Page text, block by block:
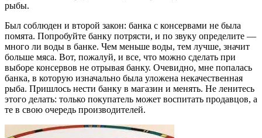
рыбы.
Был соблюден и второй закон: банка с консервами не была
помята. Попробуйте банку потрясти, и по звуку определите —
много ли воды в банке. Чем меньше воды, тем лучше, значит
больше мяса. Вот, пожалуй, и все, что можно сделать при
выборе консервов не отрывая банку. Очевидно, мне попалась
банка, в которую изначально была уложена некачественная
рыба. Пришлось нести банку в магазин и менять. Не ленитесь
этого делать: только покупатель может воспитать продавцов, а
те в свою очередь производителей.